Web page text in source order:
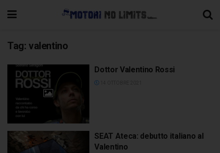
Tag: valentino
Dottor Valentino Rossi
SEAT Ateca: debutto italiano al
Valentino